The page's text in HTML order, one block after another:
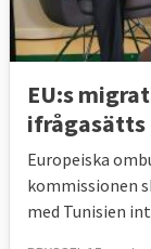
EU:s
ifrågasätts
Europeiska
kommissionen
med Tunisien